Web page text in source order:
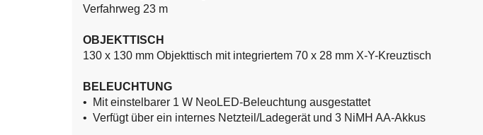
Verfahrweg 23 m
OBJEKTTISCH
130 x 130 mm Objekttisch mit integriertem 70 x 28 mm X-Y-Kreuztisch
BELEUCHTUNG
• Mit einstelbarer 1 W NeoLED-Beleuchtung ausgestattet
• Verfügt über ein internes Netzteil/Ladegerät und 3 NiMH AA-Akkus